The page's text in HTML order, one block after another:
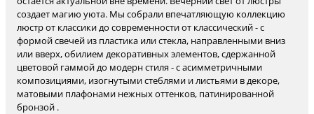
создает магию уюта. Мы собрали впечатляющую коллекцию
люстр от классики до современности от классический - с
формой свечей из пластика или стекла, направленными вниз
или вверх, обилием декоративных элементов, сдержанной
цветовой гаммой до модерн стиля - с асимметричными
композициями, изогнутыми стеблями и листьями в декоре,
матовыми плафонами нежных оттенков, патинированной
бронзой .